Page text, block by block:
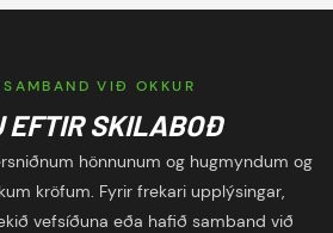
VIÐ OKKUR
EFTIR SKILABOÐ
hönnunum og hugmyndum og
kröfum. Fyrir frekari upplýsingar,
vefsíðuna eða hafið samband við